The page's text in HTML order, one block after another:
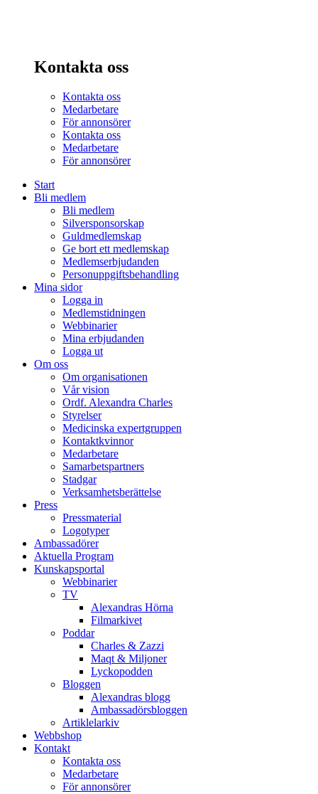
Kontakta oss
Kontakta oss
Medarbetare
För annonsörer
Kontakta oss
Medarbetare
För annonsörer
Start
Bli medlem
Bli medlem
Silversponsorskap
Guldmedlemskap
Ge bort ett medlemskap
Medlemserbjudanden
Personuppgiftsbehandling
Mina sidor
Logga in
Medlemstidningen
Webbinarier
Mina erbjudanden
Logga ut
Om oss
Om organisationen
Vår vision
Ordf. Alexandra Charles
Styrelser
Medicinska expertgruppen
Kontaktkvinnor
Medarbetare
Samarbetspartners
Stadgar
Verksamhetsberättelse
Press
Pressmaterial
Logotyper
Ambassadörer
Aktuella Program
Kunskapsportal
Webbinarier
TV
Alexandras Hörna
Filmarkivet
Poddar
Charles & Zazzi
Maqt & Miljoner
Lyckopodden
Bloggen
Alexandras blogg
Ambassadörsbloggen
Artiklelarkiv
Webbshop
Kontakt
Kontakta oss
Medarbetare
För annonsörer